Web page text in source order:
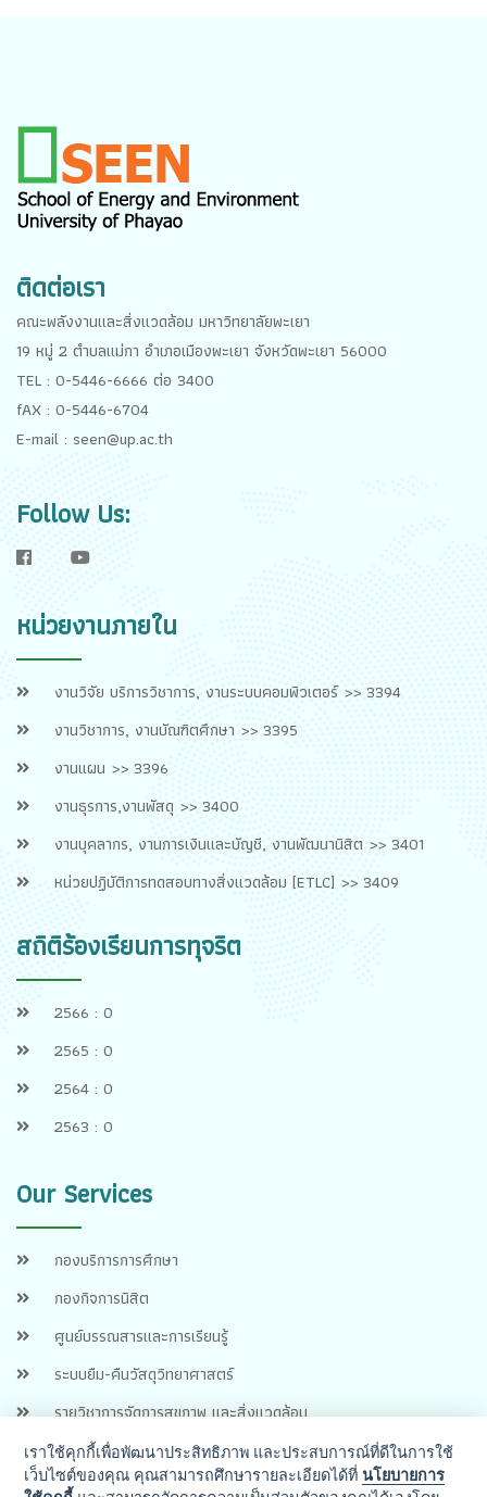
ติดต่อเรา
คณะพลังงานและสิ่งแวดล้อม มหาวิทยาลัยพะเยา
19 หมู่ 2 ตำบลแม่กา อำเภอเมืองพะเยา จังหวัดพะเยา 56000
TEL : 0-5446-6666 ต่อ 3400
fAX : 0-5446-6704
E-mail : seen@up.ac.th
Follow Us:
หน่วยงานภายใน
งานวิจัย บริการวิชาการ, งานระบบคอมพิวเตอร์ >> 3394
งานวิชาการ, งานบัณฑิตศึกษา >> 3395
งานแผน >> 3396
งานธุรการ,งานพัสดุ >> 3400
งานบุคลากร, งานการเงินและบัญชี, งานพัฒนานิสิต >> 3401
หน่วยปฏิบัติการทดสอบทางสิ่งแวดล้อม [ETLC] >> 3409
สถิติร้องเรียนการทุจริต
2566 : 0
2565 : 0
2564 : 0
2563 : 0
Our Services
กองบริการการศึกษา
กองกิจการนิสิต
ศูนย์บรรณสารและการเรียนรู้
ระบบยืม-คืนวัสดุวิทยาศาสตร์
รายวิชาการจัดการสุขภาพ และสิ่งแวดล้อม
เราใช้คุกกี้เพื่อพัฒนาประสิทธิภาพ และประสบการณ์ที่ดีในการใช้
เว็บไซต์ของคุณ คุณสามารถศึกษารายละเอียดได้ที่นโยบายการ